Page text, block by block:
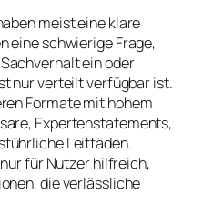
meist eine klare
eine schwierige Frage,
ein oder
nur verteilt verfügbar ist.
Formate mit hohem
Expertenstatements,
Leitfäden.
für Nutzer hilfreich,
die verlässliche